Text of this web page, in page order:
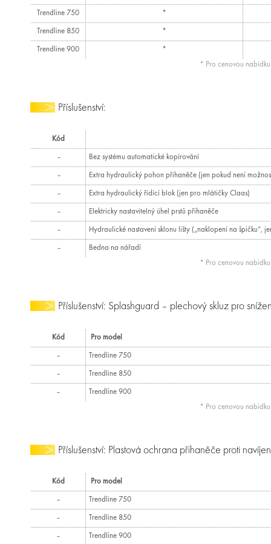
Trendline 750 *
Trendline 850 *
Trendline 900 *
* Pro cenovou
Příslušenství:
Kód
– Bez systému automatické kopírování
– Extra hydraulický pohon přihaněče (jen pokud není
– Extra hydraulický řídící blok (jen pro mlátičky Claas)
– Elektricky nastavitelný úhel prstů přihaněče
– Hydraulické nastavení sklonu lišty („naklopení na špičku“,
– Bedna na nářadí
* Pro cenovou
Příslušenství: Splashguard – plechový skluz pro
Kód Pro model
– Trendline 750
– Trendline 850
– Trendline 900
* Pro cenovou
Příslušenství: Plastová ochrana přihaněče proti
Kód Pro model
– Trendline 750
– Trendline 850
– Trendline 900